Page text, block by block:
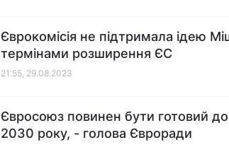
Єврокомісія не підтримала ідею
термінами розширення ЄС
21:55, 29.08.2023
Євросоюз повинен бути готовий
2030 року, - голова Євроради